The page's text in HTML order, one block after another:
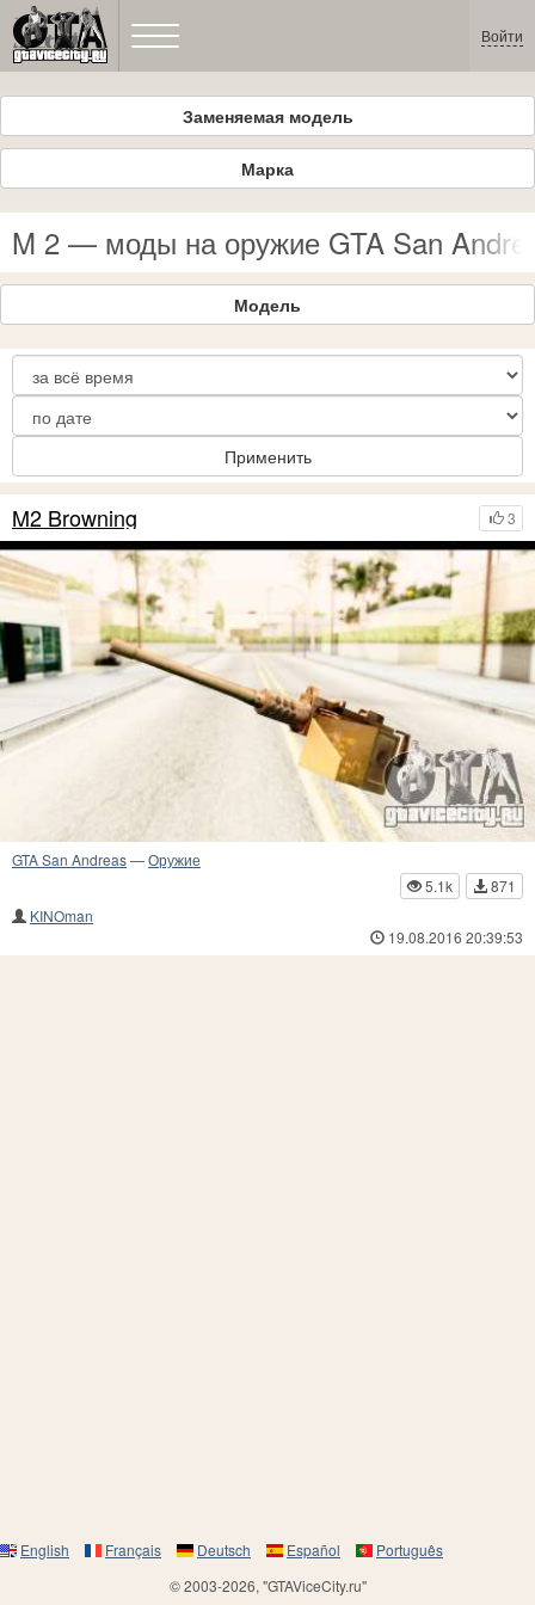
Войти
Заменяемая модель
Марка
M 2 — моды на оружие GTA San
Модель
Применить
3
M2 Browning
GTA San Andreas—Оружие
5.1k
871
KINOman
19.08.2016 20:39:53
English Français Deutsch Español
Português
© 2003-2026, "GTAViceCity.ru"